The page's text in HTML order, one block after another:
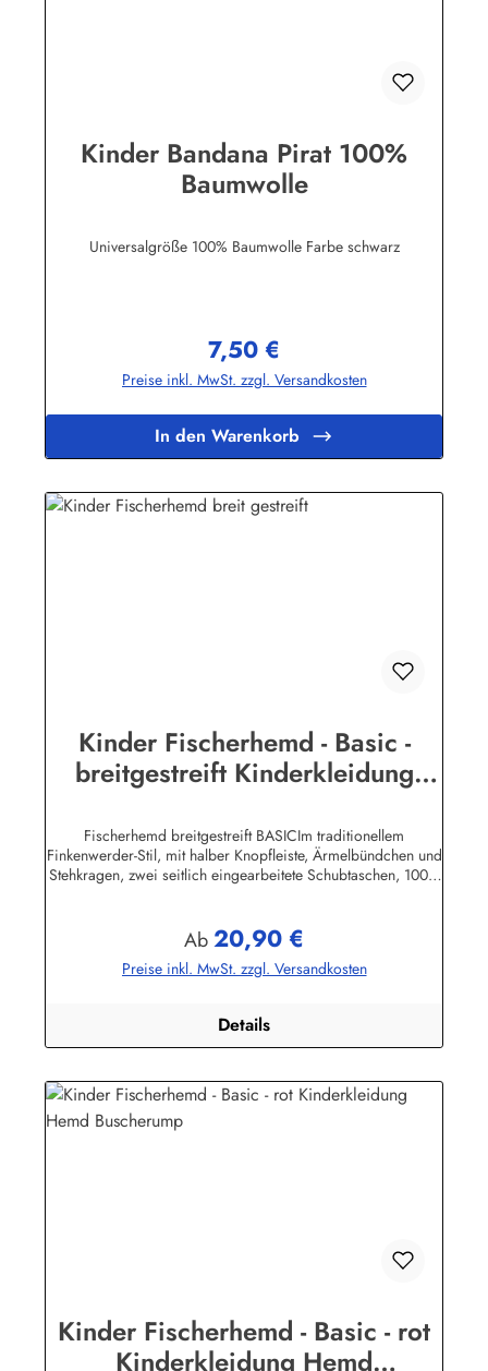
Kinder Bandana Pirat 100%
Baumwolle
Universalgröße 100% Baumwolle Farbe schwarz
Regulärer Preis:
7,50 €
Preise inkl. MwSt. zzgl. Versandkosten
In den Warenkorb
Kinder Fischerhemd - Basic -
breitgestreift Kinderkleidung
Fischerhemd breitgestreift BASICIm traditionellem
Finkenwerder-Stil, mit halber Knopfleiste, Ärmelbündchen und
Stehkragen, zwei seitlich eingearbeitete Schubtaschen, 100%
Wittmundinfo@modas-bekleidung.de
Regulärer Preis:
Ab20,90 €
Preise inkl. MwSt. zzgl. Versandkosten
Details
Kinder Fischerhemd - Basic - rot
Kinderkleidung Hemd